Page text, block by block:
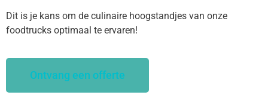
Dit is je kans om de culinaire hoogstandjes van onze
foodtrucks optimaal te ervaren!
Ontvang een offerte